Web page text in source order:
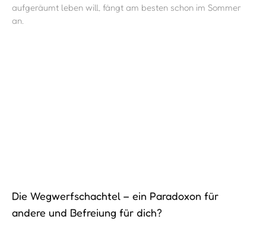
aufgeräumt leben will, fängt am besten schon im Sommer
an.
Die Wegwerfschachtel – ein Paradoxon für
andere und Befreiung für dich?